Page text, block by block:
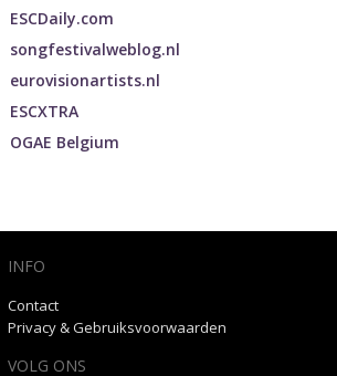
ESCDaily.com
songfestivalweblog.nl
eurovisionartists.nl
ESCXTRA
OGAE Belgium
INFO
Contact
Privacy & Gebruiksvoorwaarden
VOLG ONS